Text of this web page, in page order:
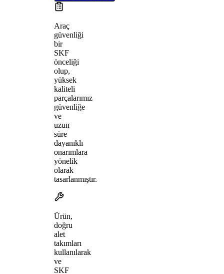
Araç
güvenliği
bir
SKF
önceliği
olup,
yüksek
kaliteli
parçalarımız
güvenliğe
ve
uzun
süre
dayanıklı
onarımlara
yönelik
olarak
tasarlanmıştır.
Ürün,
doğru
alet
takımları
kullanılarak
ve
SKF